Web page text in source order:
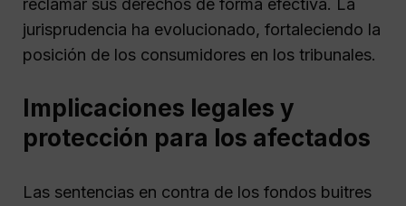
jurisprudencia ha evolucionado, fortaleciendo la
posición de los consumidores en los tribunales.
Implicaciones legales y
protección para los afectados
Las sentencias en contra de los fondos buitres